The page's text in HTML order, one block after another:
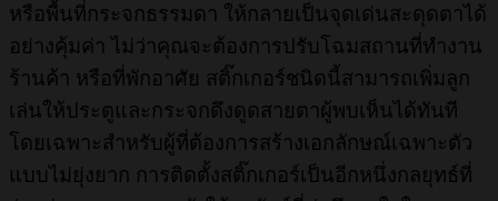
หรือพื้นที่กระจกธรรมดา ให้กลายเป็นจุดเด่นสะดุดตาได้
อย่างคุ้มค่า ไม่ว่าคุณจะต้องการปรับโฉมสถานที่ทำงาน
ร้านค้า หรือที่พักอาศัย สติ๊กเกอร์ชนิดนี้สามารถเพิ่มลูก
เล่นให้ประตูและกระจกดึงดูดสายตาผู้พบเห็นได้ทันที
โดยเฉพาะสำหรับผู้ที่ต้องการสร้างเอกลักษณ์เฉพาะตัว
แบบไม่ยุ่งยาก การติดตั้งสติ๊กเกอร์เป็นอีกหนึ่งกลยุทธ์ที่